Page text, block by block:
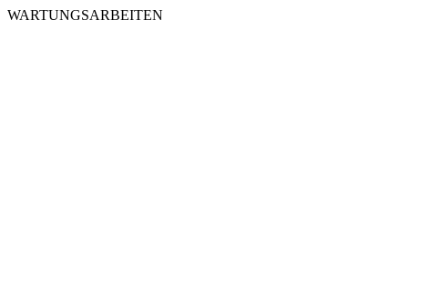
WARTUNGSARBEITEN